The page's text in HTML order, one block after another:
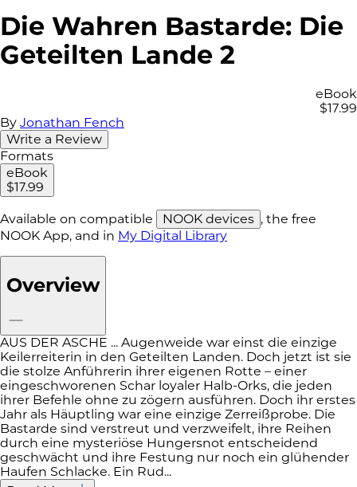
Die Wahren Bastarde: Die
Geteilten Lande 2
eBook
$17.99
By Jonathan Fench
Write a Review
Formats
eBook
$17.99
Available on compatible NOOK devices , the free
NOOK App, and in My Digital Library
Overview
AUS DER ASCHE ... Augenweide war einst die einzige
Keilerreiterin in den Geteilten Landen. Doch jetzt ist sie
die stolze Anführerin ihrer eigenen Rotte – einer
eingeschworenen Schar loyaler Halb-Orks, die jeden
ihrer Befehle ohne zu zögern ausführen. Doch ihr erstes
Jahr als Häuptling war eine einzige Zerreißprobe. Die
Bastarde sind verstreut und verzweifelt, ihre Reihen
durch eine mysteriöse Hungersnot entscheidend
geschwächt und ihre Festung nur noch ein glühender
Haufen Schlacke. Ein Rud...